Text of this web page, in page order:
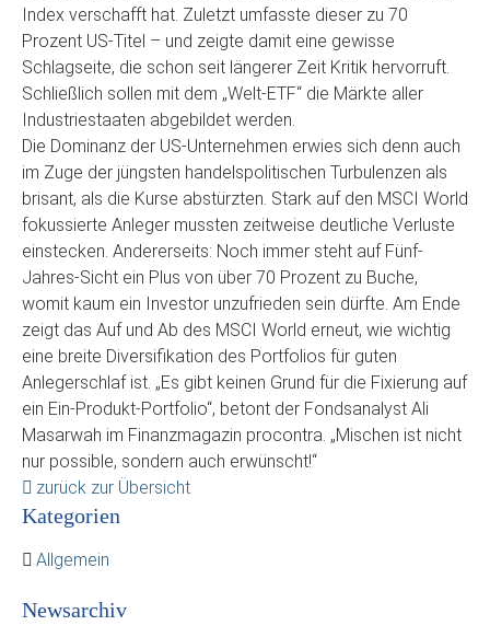
Index verschafft hat. Zuletzt umfasste dieser zu 70
Prozent US-Titel – und zeigte damit eine gewisse
Schlagseite, die schon seit längerer Zeit Kritik hervorruft.
Schließlich sollen mit dem „Welt-ETF“ die Märkte aller
Industriestaaten abgebildet werden.
Die Dominanz der US-Unternehmen erwies sich denn auch
im Zuge der jüngsten handelspolitischen Turbulenzen als
brisant, als die Kurse abstürzten. Stark auf den MSCI World
fokussierte Anleger mussten zeitweise deutliche Verluste
einstecken. Andererseits: Noch immer steht auf Fünf-
Jahres-Sicht ein Plus von über 70 Prozent zu Buche,
womit kaum ein Investor unzufrieden sein dürfte. Am Ende
zeigt das Auf und Ab des MSCI World erneut, wie wichtig
eine breite Diversifikation des Portfolios für guten
Anlegerschlaf ist. „Es gibt keinen Grund für die Fixierung auf
ein Ein-Produkt-Portfolio“, betont der Fondsanalyst Ali
Masarwah im Finanzmagazin procontra. „Mischen ist nicht
nur possible, sondern auch erwünscht!“
zurück zur Übersicht
Kategorien
Allgemein
Newsarchiv